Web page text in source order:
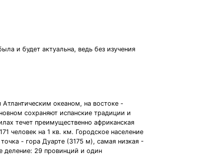
и будет актуальна, ведь без изучения
океаном, на востоке -
сохраняют испанские традиции и
течет преимущественно африканская
человек на 1 кв. км. Городское население
- гора Дуарте (3175 м), самая низкая -
деление: 29 провинций и один